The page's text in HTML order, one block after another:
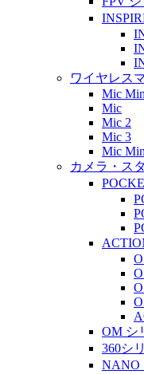
ワイヤレス
Mic
Mic
Mic 2
Mic 3
Mic
カメラ・ス
OM シ
360シ
NANO